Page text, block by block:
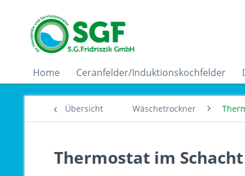
Home Ceranfelder/Induktionskochfelder
Übersicht Wäschetrockner
Thermostat im Schacht